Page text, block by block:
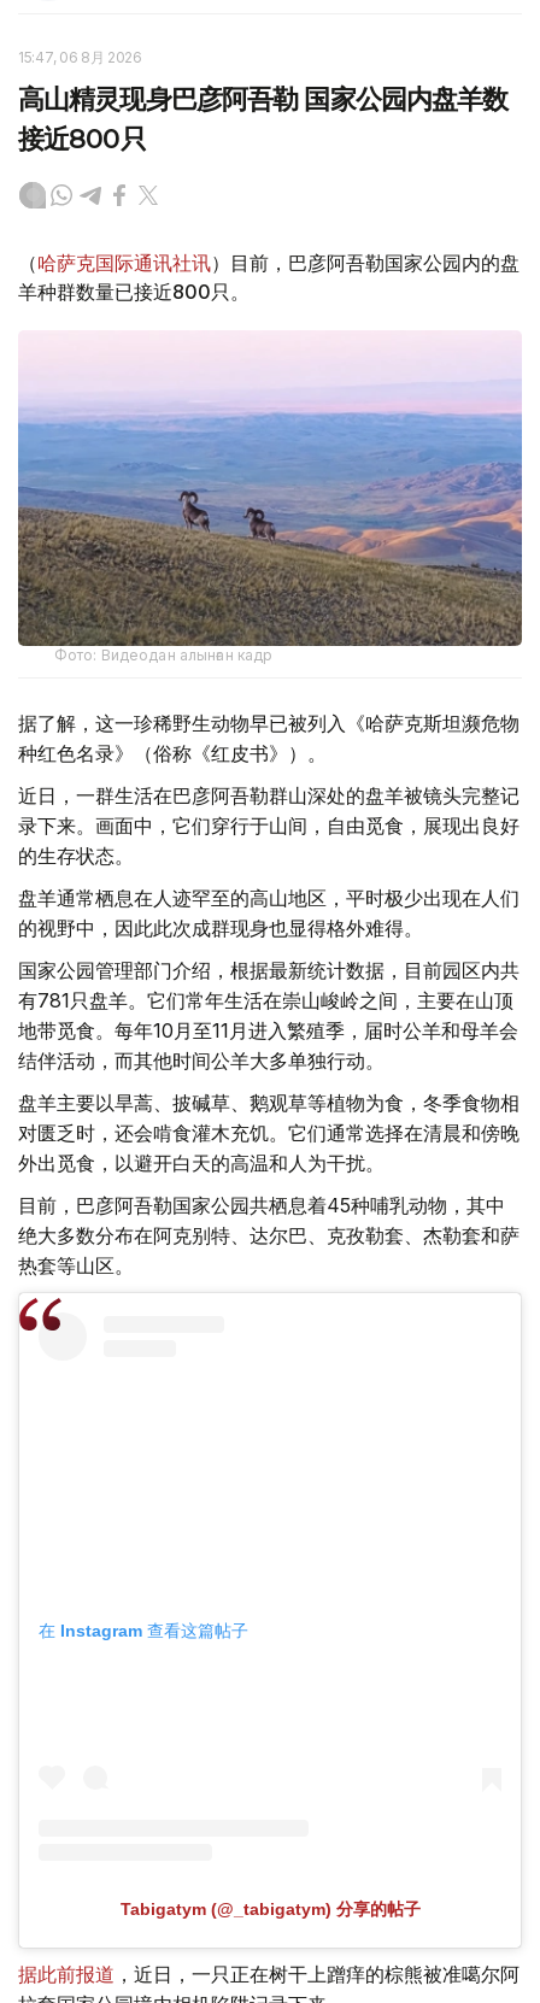
15:47, 06 8月 2026
高山精灵现身巴彦阿吾勒 国家公园内盘羊数
接近800只
（哈萨克国际通讯社讯）目前，巴彦阿吾勒国家公园内的盘
羊种群数量已接近800只。
Фото: Видеодан алынған кадр
据了解，这一珍稀野生动物早已被列入《哈萨克斯坦濒危物
种红色名录》（俗称《红皮书》）。
近日，一群生活在巴彦阿吾勒群山深处的盘羊被镜头完整记
录下来。画面中，它们穿行于山间，自由觅食，展现出良好
的生存状态。
盘羊通常栖息在人迹罕至的高山地区，平时极少出现在人们
的视野中，因此此次成群现身也显得格外难得。
国家公园管理部门介绍，根据最新统计数据，目前园区内共
有781只盘羊。它们常年生活在崇山峻岭之间，主要在山顶
地带觅食。每年10月至11月进入繁殖季，届时公羊和母羊会
结伴活动，而其他时间公羊大多单独行动。
盘羊主要以旱蒿、披碱草、鹅观草等植物为食，冬季食物相
对匮乏时，还会啃食灌木充饥。它们通常选择在清晨和傍晚
外出觅食，以避开白天的高温和人为干扰。
目前，巴彦阿吾勒国家公园共栖息着45种哺乳动物，其中
绝大多数分布在阿克别特、达尔巴、克孜勒套、杰勒套和萨
热套等山区。
在 Instagram 查看这篇帖子
Tabigatym (@_tabigatym) 分享的帖子
据此前报道 ，近日，一只正在树干上蹭痒的棕熊被准噶尔阿